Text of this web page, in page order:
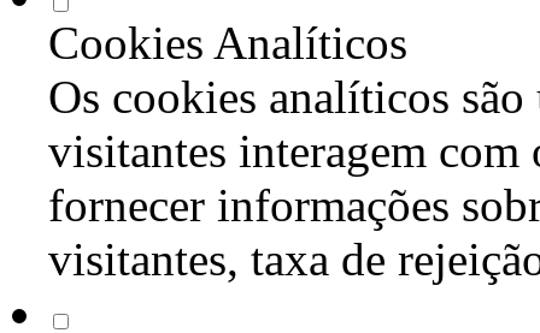
Cookies Analíticos
Os cookies analíticos são
visitantes interagem com
fornecer informações
visitantes, taxa de